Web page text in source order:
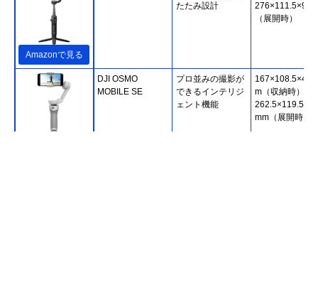
Amazonで見る
たたみ設計
（展開時）
DJI OSMO
MOBILE SE
プロ並みの撮影が
できるインテリジ
ェント機能
m（収納時）、
mm（展開時）